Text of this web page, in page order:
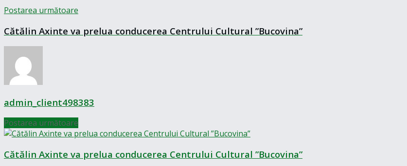
Postarea următoare
Cătălin Axinte va prelua conducerea Centrului Cultural ”Bucovina”
admin_client498383
Postarea următoare
Cătălin Axinte va prelua conducerea Centrului Cultural ”Bucovina”